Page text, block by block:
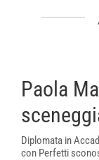
Paola
Diplomata in
con Perfetti